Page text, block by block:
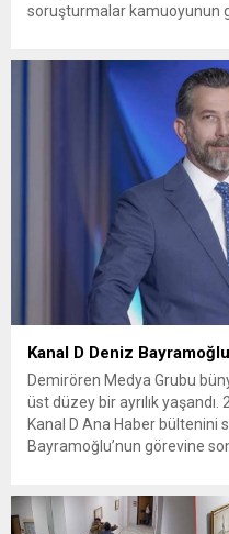
soruşturmalar kamuoyunun
toplumun önemli bir
getirilmese de giderek...
Kanal D Deniz
Demirören Medya Grubu
üst düzey bir ayrılık yaşandı.
Kanal D Ana Haber bültenini
Bayramoğlu’nun görevine
MedyaRadar’ın haberine...